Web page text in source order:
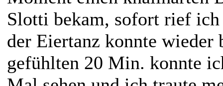
Slotti bekam, sofort rief
der Eiertanz konnte wieder
gefühlten 20 Min. konnte